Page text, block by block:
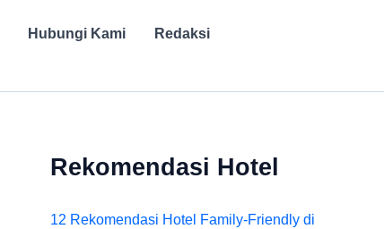
Hubungi Kami
Redaksi
Rekomendasi Hotel
12 Rekomendasi Hotel Family-Friendly di